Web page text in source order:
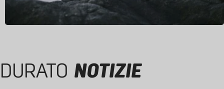
DURATO NOTIZIE